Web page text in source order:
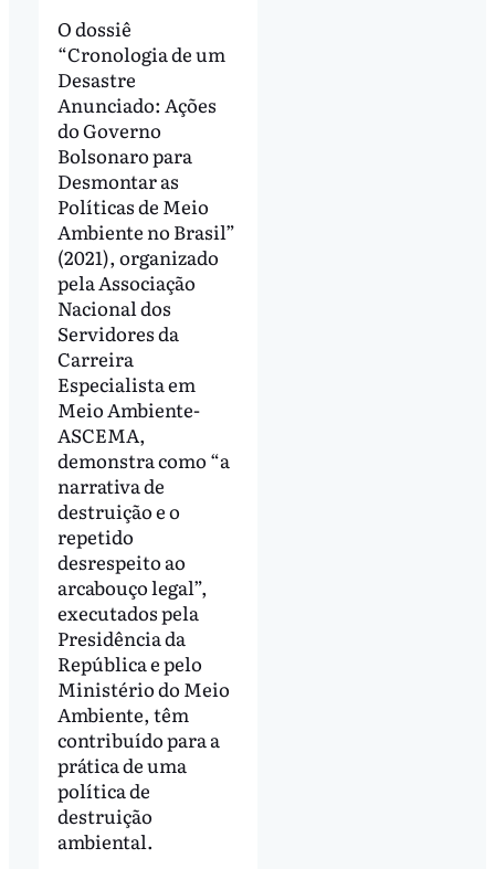
O dossiê
“Cronologia de um
Desastre
Anunciado: Ações
do Governo
Bolsonaro para
Desmontar as
Políticas de Meio
Ambiente no Brasil”
(2021), organizado
pela Associação
Nacional dos
Servidores da
Carreira
Especialista em
Meio Ambiente-
ASCEMA,
demonstra como “a
narrativa de
destruição e o
repetido
desrespeito ao
arcabouço legal”,
executados pela
Presidência da
República e pelo
Ministério do Meio
Ambiente, têm
contribuído para a
prática de uma
política de
destruição
ambiental.